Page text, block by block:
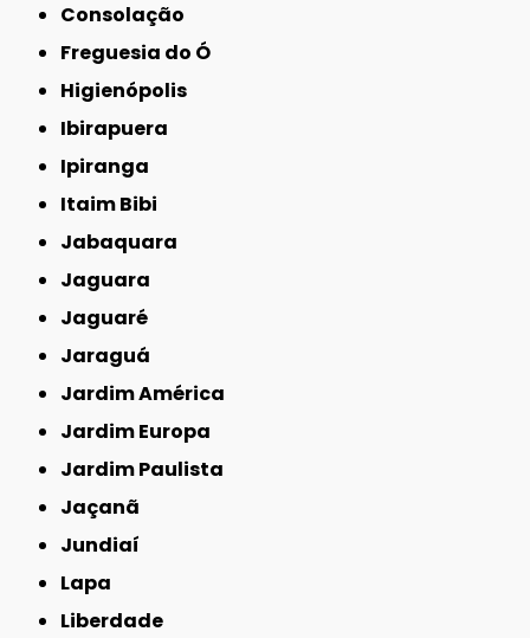
Consolação
Freguesia do Ó
Higienópolis
Ibirapuera
Ipiranga
Itaim Bibi
Jabaquara
Jaguara
Jaguaré
Jaraguá
Jardim América
Jardim Europa
Jardim Paulista
Jaçanã
Jundiaí
Lapa
Liberdade